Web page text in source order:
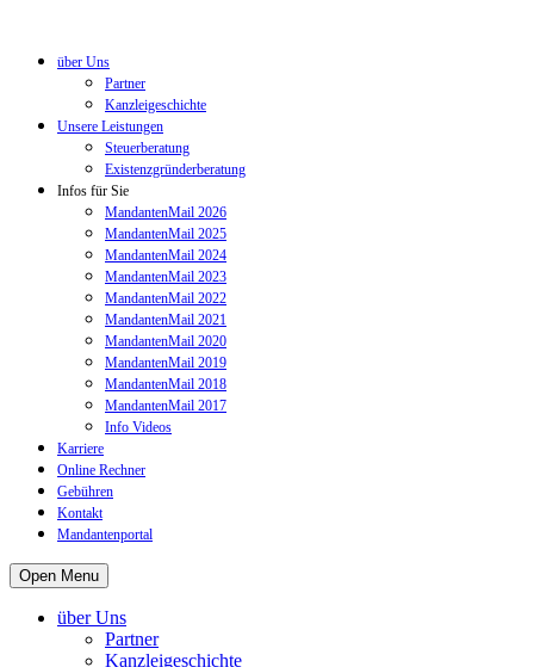
über Uns
Partner
Kanzleigeschichte
Unsere Leistungen
Steuerberatung
Existenzgründerberatung
Infos für Sie
MandantenMail 2026
MandantenMail 2025
MandantenMail 2024
MandantenMail 2023
MandantenMail 2022
MandantenMail 2021
MandantenMail 2020
MandantenMail 2019
MandantenMail 2018
MandantenMail 2017
Info Videos
Karriere
Online Rechner
Gebühren
Kontakt
Mandantenportal
Open Menu
über Uns
Partner
Kanzleigeschichte